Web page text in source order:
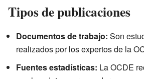
Tipos de publicaciones
Documentos de trabajo: Son
realizados por los expertos de la
Fuentes estadísticas: La OCDE